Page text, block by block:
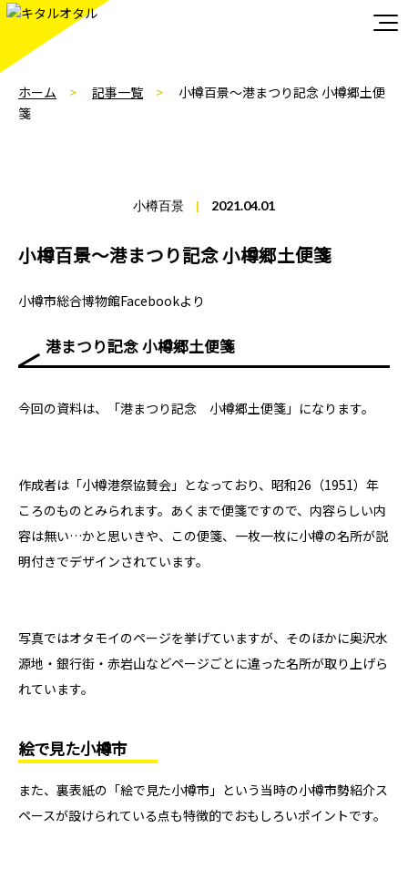
ホーム 記事一覧
小樽百景～港まつり記念 小樽郷土便
箋
小樽百景 | 2021.04.01
小樽百景～港まつり記念 小樽郷土便箋
小樽市総合博物館Facebookより
港まつり記念 小樽郷土便箋
今回の資料は、「港まつり記念 小樽郷土便箋」になります。
作成者は「小樽港祭協賛会」となっており、昭和26（1951）年
ころのものとみられます。あくまで便箋ですので、内容らしい内
容は無い…かと思いきや、この便箋、一枚一枚に小樽の名所が説
明付きでデザインされています。
写真ではオタモイのページを挙げていますが、そのほかに奥沢水
源地・銀行街・赤岩山などページごとに違った名所が取り上げら
れています。
絵で見た小樽市
また、裏表紙の「絵で見た小樽市」という当時の小樽市勢紹介ス
ペースが設けられている点も特徴的でおもしろいポイントです。